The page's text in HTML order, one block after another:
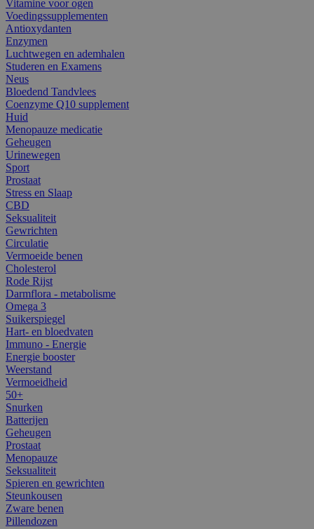
Vitamine voor ogen
Voedingssupplementen
Antioxydanten
Enzymen
Luchtwegen en ademhalen
Studeren en Examens
Neus
Bloedend Tandvlees
Coenzyme Q10 supplement
Huid
Menopauze medicatie
Geheugen
Urinewegen
Sport
Prostaat
Stress en Slaap
CBD
Seksualiteit
Gewrichten
Circulatie
Vermoeide benen
Cholesterol
Rode Rijst
Darmflora - metabolisme
Omega 3
Suikerspiegel
Hart- en bloedvaten
Immuno - Energie
Energie booster
Weerstand
Vermoeidheid
50+
Snurken
Batterijen
Geheugen
Prostaat
Menopauze
Seksualiteit
Spieren en gewrichten
Steunkousen
Zware benen
Pillendozen